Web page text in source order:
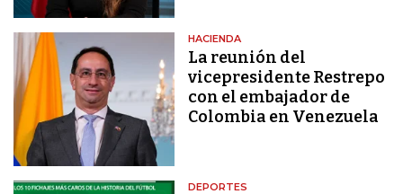
HACIENDA
La reunión del
vicepresidente Restrepo
con el embajador de
Colombia en Venezuela
DEPORTES